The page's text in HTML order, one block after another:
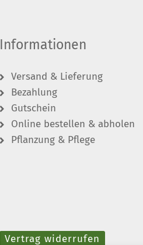
Informationen
Versand & Lieferung
Bezahlung
Gutschein
Online bestellen & abholen
Pflanzung & Pflege
Vertrag widerrufen